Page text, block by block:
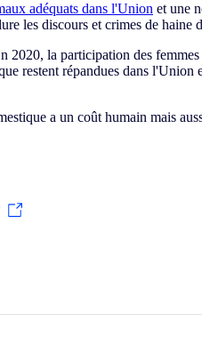
adéquats dans l'Union et une
les discours et crimes de haine
la participation des
restent répandues dans
a un coût humain mais